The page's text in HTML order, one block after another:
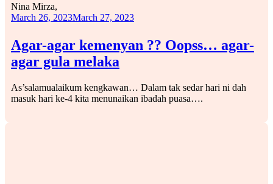
Agar-agar kemenyan ?? Oopss… agar-
agar gula melaka
Nina Mirza,
March 26, 2023March 27, 2023
As’salamualaikum kengkawan… Dalam tak sedar hari ni dah
masuk hari ke-4 kita menunaikan ibadah puasa….